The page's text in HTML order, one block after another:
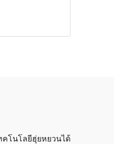
โนโลยีฮุ่ยหยวนได้